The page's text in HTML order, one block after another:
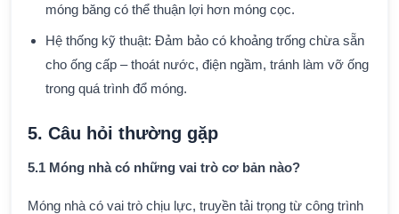
móng băng có thể thuận lợi hơn móng cọc.
Hệ thống kỹ thuật: Đảm bảo có khoảng trống chừa sẵn
cho ống cấp – thoát nước, điện ngầm, tránh làm vỡ ống
trong quá trình đổ móng.
5. Câu hỏi thường gặp
5.1 Móng nhà có những vai trò cơ bản nào?
Móng nhà có vai trò chịu lực, truyền tải trọng từ công trình